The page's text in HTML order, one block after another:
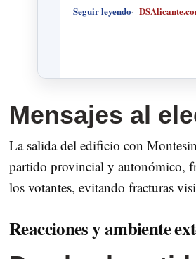
Seguir leyendo
Mensajes al
La salida del edificio con
partido provincial y autonómico,
los votantes, evitando fracturas
Reacciones y ambiente